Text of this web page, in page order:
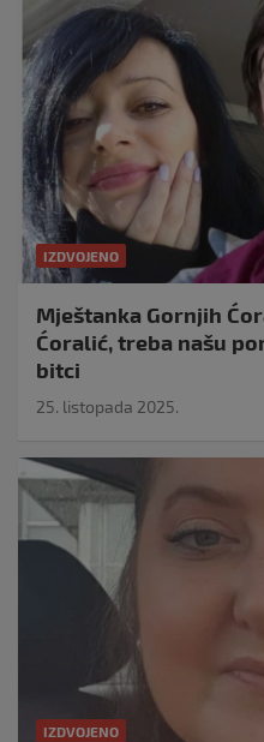
IZDVOJENO
Mještanka Gornjih
Ćoralić, treba našu
bitci
25. listopada 2025.
IZDVOJENO